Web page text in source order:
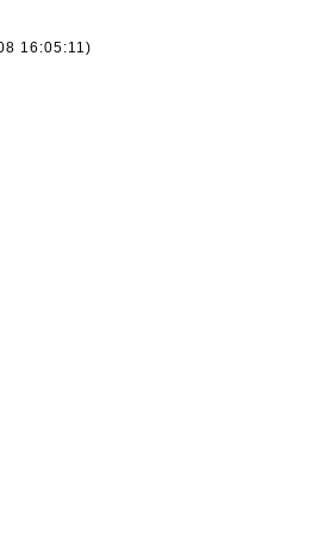
16:05:11)